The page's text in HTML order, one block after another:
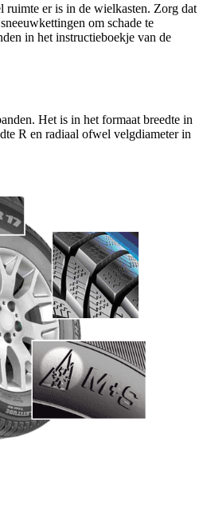
ruimte er is in de wielkasten. Zorg dat
om schade te
in het instructieboekje van de
Het is in het formaat breedte in
R en radiaal ofwel velgdiameter in